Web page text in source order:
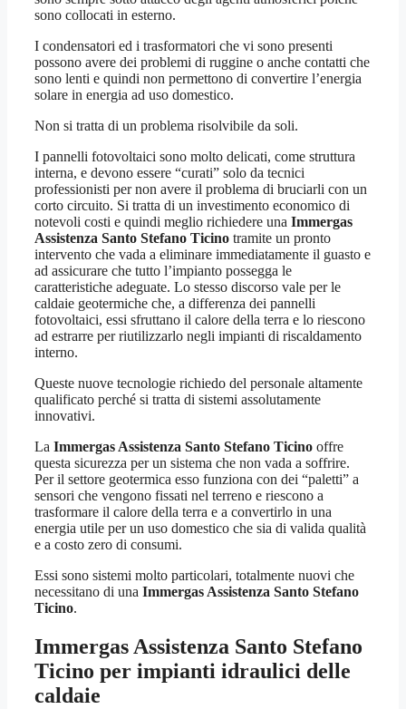
sono collocati in esterno.
I condensatori ed i trasformatori che vi sono presenti
possono avere dei problemi di ruggine o anche contatti che
sono lenti e quindi non permettono di convertire l’energia
solare in energia ad uso domestico.
Non si tratta di un problema risolvibile da soli.
I pannelli fotovoltaici sono molto delicati, come struttura
interna, e devono essere “curati” solo da tecnici
professionisti per non avere il problema di bruciarli con un
corto circuito. Si tratta di un investimento economico di
notevoli costi e quindi meglio richiedere una Immergas
Assistenza Santo Stefano Ticino tramite un pronto
intervento che vada a eliminare immediatamente il guasto e
ad assicurare che tutto l’impianto possegga le
caratteristiche adeguate. Lo stesso discorso vale per le
caldaie geotermiche che, a differenza dei pannelli
fotovoltaici, essi sfruttano il calore della terra e lo riescono
ad estrarre per riutilizzarlo negli impianti di riscaldamento
interno.
Queste nuove tecnologie richiedo del personale altamente
qualificato perché si tratta di sistemi assolutamente
innovativi.
La Immergas Assistenza Santo Stefano Ticino offre
questa sicurezza per un sistema che non vada a soffrire.
Per il settore geotermica esso funziona con dei “paletti” a
sensori che vengono fissati nel terreno e riescono a
trasformare il calore della terra e a convertirlo in una
energia utile per un uso domestico che sia di valida qualità
e a costo zero di consumi.
Essi sono sistemi molto particolari, totalmente nuovi che
necessitano di una Immergas Assistenza Santo Stefano
Ticino.
Immergas Assistenza Santo Stefano
Ticino per impianti idraulici delle
caldaie